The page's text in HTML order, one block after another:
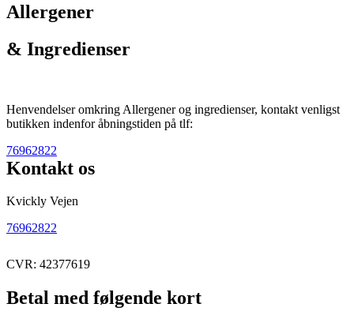
Allergener
& Ingredienser
Henvendelser omkring Allergener og ingredienser, kontakt venligst
butikken indenfor åbningstiden på tlf:
76962822
Kontakt os
Kvickly Vejen
76962822
CVR: 42377619
Betal med følgende kort